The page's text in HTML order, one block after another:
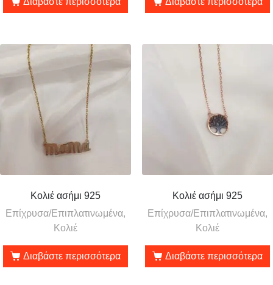
Κολιέ ασήμι 925
Επίχρυσα/Επιπλατινωμένα,
Κολιέ
Διαβάστε περισσότερα
Κολιέ ασήμι 925
Επίχρυσα/Επιπλατινωμένα,
Κολιέ
Διαβάστε περισσότερα